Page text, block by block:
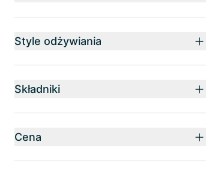
Style odżywiania
Składniki
Cena